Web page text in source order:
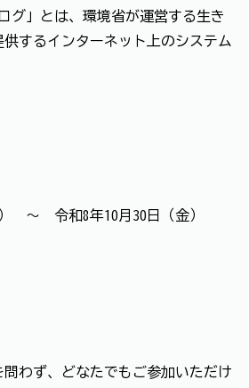
」とは、環境省が運営する生き
するインターネット上のシステム
～ 令和8年10月30日（金）
わず、どなたでもご参加いただけ